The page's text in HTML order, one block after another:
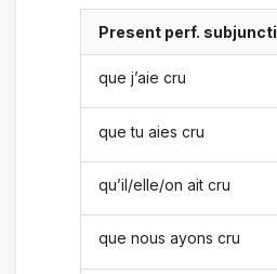
Present perf.
que j’aie cru
que tu aies cru
qu’il/elle/on ait cru
que nous ayons cru